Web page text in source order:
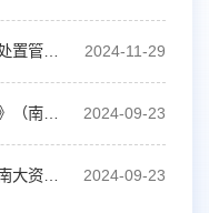
2024-11-29
2024-09-23
2024-09-23